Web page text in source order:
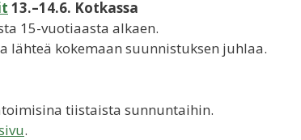
13.–14.6. Kotkassa
15-vuotiaasta alkaen.
lähteä kokemaan suunnistuksen juhlaa.
tiistaista sunnuntaihin.
.